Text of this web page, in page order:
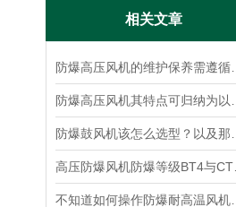
相关文章